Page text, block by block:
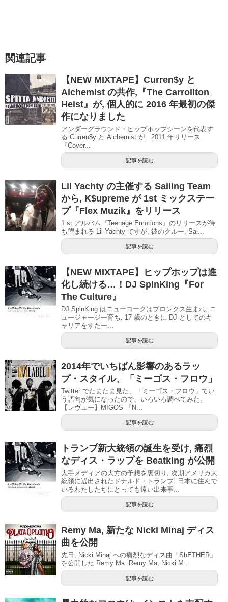
関連記事
【NEW MIXTAPE】Curren$y と
Alchemist の共作,『The Carrollton
Heist』が, 個人的に 2016 年最初の傑
作になりました
アンダーグラウンド・ヒップホップシーンを代表す
る Curren$y と Alchemist が. 2011 年リリース
『Cover...
記事を読む
Lil Yachty の主催する Sailing Team
から, K$upreme が 1st ミックステー
プ『Flex Muzik』をリリース
1 st アルバム『Teenage Emotions』のリリースが待
ち望まれる Lil Yachty ですが, 彼のクルー, Sai...
記事を読む
【NEW MIXTAPE】ヒップホップは進
化し続ける…！DJ SpinKing『For
The Culture』
DJ SpinKing はニューヨークはブロンクス生まれ, ニ
ュージャージー育ち. 17 歳のときに DJ としてのキ
ャリアをすたー...
記事を読む
2014年でいちばん影響のあるラッ
プ・スタイル、「ミーゴス・フロウ」
Twitter でたまたま見た、「ミーゴス・フロウ」てい
う語句が気になったので、いろいろ調べてみた。
【レヴュー】MIGOS 『N...
記事を読む
トランプ新大統領の誕生を受け, 痛烈
なディス・ラップを Beatking が公開
大手メディアの大方の予想を裏切り, 次期アメリカ大
統領に選出されたドナルド・トランプ. 日本に住んで
いるわたしたちにとっても遠い出来事...
記事を読む
Remy Ma, 新たな Nicki Minaj ディス
曲を公開
先日, Nicki Minaj への痛烈なディス曲「ShETHER」
を公開した Remy Ma. Remy Ma, Nicki M...
記事を読む